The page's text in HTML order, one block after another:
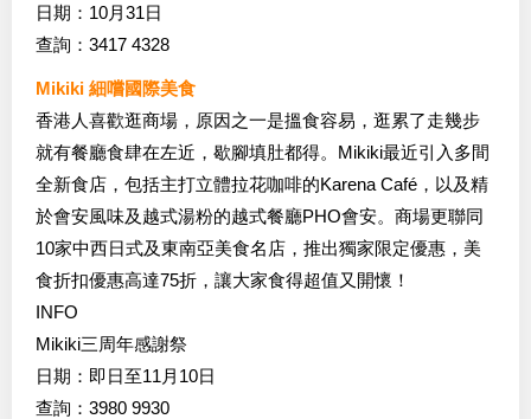
日期：10月31日
查詢：3417 4328
Mikiki 細嚐國際美食
香港人喜歡逛商場，原因之一是搵食容易，逛累了走幾步
就有餐廳食肆在左近，歇腳填肚都得。Mikiki最近引入多間
全新食店，包括主打立體拉花咖啡的Karena Café，以及精
於會安風味及越式湯粉的越式餐廳PHO會安。商場更聯同
10家中西日式及東南亞美食名店，推出獨家限定優惠，美
食折扣優惠高達75折，讓大家食得超值又開懷！
INFO
Mikiki三周年感謝祭
日期：即日至11月10日
查詢：3980 9930